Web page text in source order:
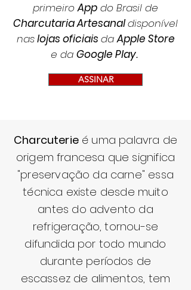
primeiroApp do Brasil de
Charcutaria Artesanaldisponível
naslojas oficiais daApple Store
e da Google Play.
ASSINAR
Charcuterieé uma palavra de
origem francesa que significa
"preservação da carne" essa
técnica existe desde muito
antes do advento da
refrigeração, tornou-se
difundida por todo mundo
durante períodos de
escassezde alimentos, tem